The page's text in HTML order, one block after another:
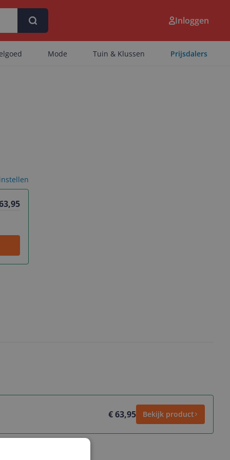
Inloggen
Mode Tuin & Klussen Prijsdalers
€ 63,95 Bekijk product